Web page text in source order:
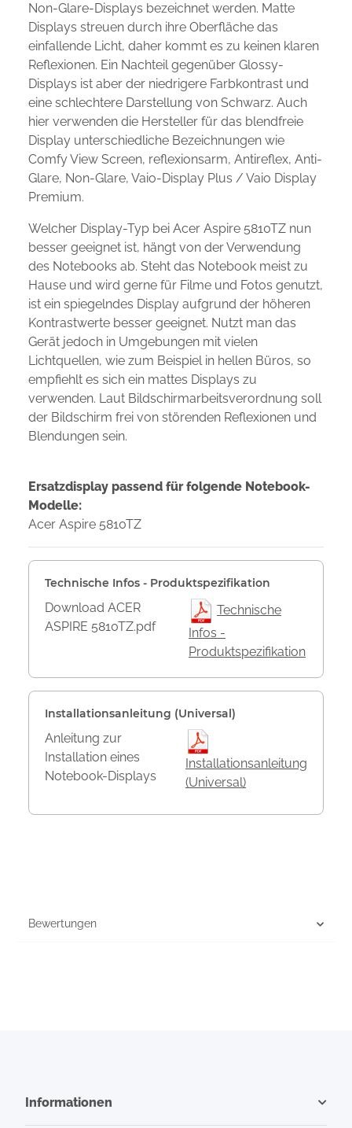
Non-Glare-Displays bezeichnet werden. Matte
Displays streuen durch ihre Oberfläche das
einfallende Licht, daher kommt es zu keinen klaren
Reflexionen. Ein Nachteil gegenüber Glossy-
Displays ist aber der niedrigere Farbkontrast und
eine schlechtere Darstellung von Schwarz. Auch
hier verwenden die Hersteller für das blendfreie
Display unterschiedliche Bezeichnungen wie
Comfy View Screen, reflexionsarm, Antireflex, Anti-
Glare, Non-Glare, Vaio-Display Plus / Vaio Display
Premium.
Welcher Display-Typ bei Acer Aspire 5810TZ nun
besser geeignet ist, hängt von der Verwendung
des Notebooks ab. Steht das Notebook meist zu
Hause und wird gerne für Filme und Fotos genutzt,
ist ein spiegelndes Display aufgrund der höheren
Kontrastwerte besser geeignet. Nutzt man das
Gerät jedoch in Umgebungen mit vielen
Lichtquellen, wie zum Beispiel in hellen Büros, so
empfiehlt es sich ein mattes Displays zu
verwenden. Laut Bildschirmarbeitsverordnung soll
der Bildschirm frei von störenden Reflexionen und
Blendungen sein.
Ersatzdisplay passend für folgende Notebook-
Modelle:
Acer Aspire 5810TZ
Technische Infos - Produktspezifikation
Download ACER
ASPIRE 5810TZ.pdf
Technische
Infos -
Produktspezifikation
Installationsanleitung (Universal)
Anleitung zur
Installation eines
Notebook-Displays
Installationsanleitung
(Universal)
Bewertungen
Informationen